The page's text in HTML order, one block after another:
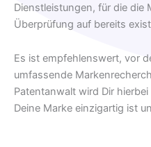
Dienstleistungen, für die die
Überprüfung auf bereits
Es ist empfehlenswert, vor
umfassende
Patentanwalt wird Dir
Deine Marke einzigartig ist